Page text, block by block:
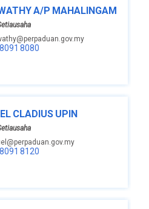
A/P MAHALINGAM
8080
CLADIUS UPIN
8120